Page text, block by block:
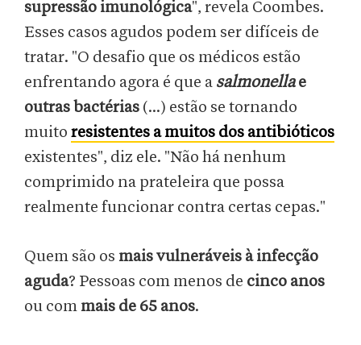
supressão imunológica", revela Coombes.
Esses casos agudos podem ser difíceis de
tratar. "O desafio que os médicos estão
enfrentando agora é que a salmonellae
outras bactérias (...) estão se tornando
muito resistentes a muitos dos antibióticos
existentes", diz ele. "Não há nenhum
comprimido na prateleira que possa
realmente funcionar contra certas cepas."
Quem são os mais vulneráveis à infecção
aguda? Pessoas com menos de cinco anos
ou com mais de 65 anos.